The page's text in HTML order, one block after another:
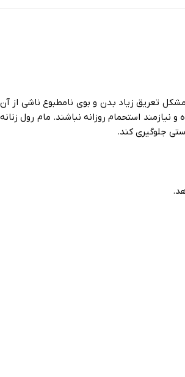
تعریق زیاد بدن و بوی نامطبوع ناشی از آن
استحمام روزانه نباشند. مام رول زنانه